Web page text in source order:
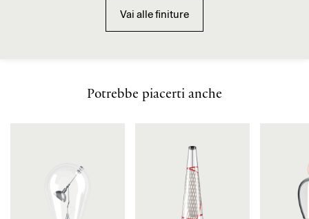
Vai alle finiture
Potrebbe piacerti anche